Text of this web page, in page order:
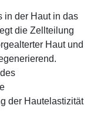
in der Haut in das
die Zellteilung
Haut und
der Hautelastizität